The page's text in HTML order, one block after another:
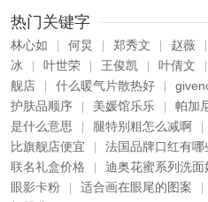
热门关键字
林心如 何炅 郑秀文 赵薇
冰
叶世荣 王俊凯 叶倩文
舰店
什么暖气片散热好
护肤品顺序
美媛馆乐乐 帕加
是什么意思
腿特别粗怎么减啊
比旗舰店便宜
法国品牌口红有哪
联名礼盒价格
迪奥花蜜系列洗面
眼影卡粉
适合画在眼尾的图案